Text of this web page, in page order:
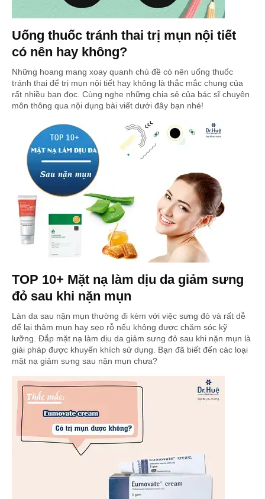
Uống thuốc tránh thai trị mụn nội tiết
có nên hay không?
Những hoang mang xoay quanh chủ đề có nên uống thuốc
tránh thai để trị mụn nội tiết hay không là thắc mắc chung của
rất nhiều bạn đọc. Cùng nghe những chia sẻ của bác sĩ chuyên
môn thông qua nội dụng bài viết dưới đây bạn nhé!
TOP 10+ Mặt nạ làm dịu da giảm sưng
đỏ sau khi nặn mụn
Làn da sau nặn mụn thường đi kèm với việc sưng đỏ và rất dễ
để lại thâm mụn hay sẹo rỗ nếu không được chăm sóc kỹ
lưỡng. Đắp mặt nạ làm dịu da giảm sưng đỏ sau khi nặn mụn là
giải pháp được khuyến khích sử dụng. Bạn đã biết đến các loại
mặt nạ giảm sưng sau nặn mụn chưa?